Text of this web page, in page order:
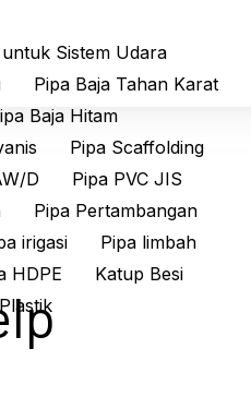
Sistem Udara
Pipa Baja Tahan Karat
Baja Hitam
Pipa Scaffolding
D
Pipa PVC JIS
Pipa Pertambangan
irigasi
Pipa limbah
HDPE
Katup Besi